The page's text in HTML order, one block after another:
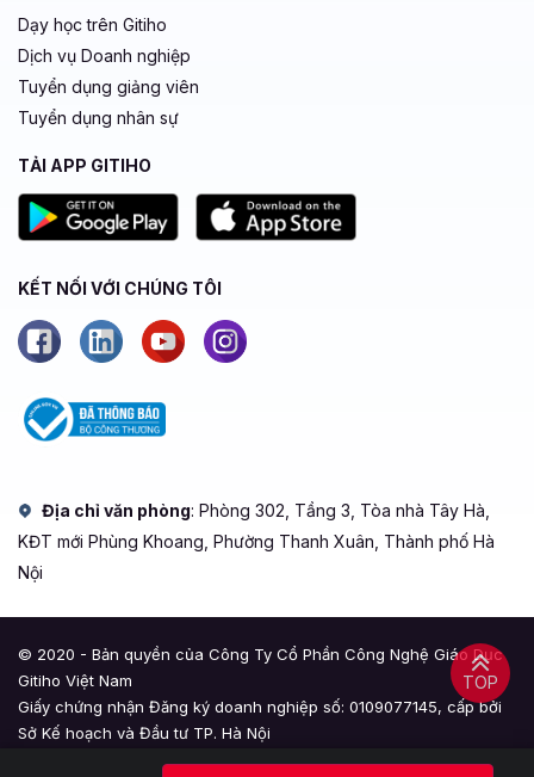
TOP
Dạy học trên Gitiho
Dịch vụ Doanh nghiệp
Tuyển dụng giảng viên
Tuyển dụng nhân sự
TẢI APP GITIHO
KẾT NỐI VỚI CHÚNG TÔI
Địa chỉ văn phòng: Phòng 302, Tầng 3, Tòa nhà Tây Hà,
KĐT mới Phùng Khoang, Phường Thanh Xuân, Thành phố Hà
Nội
© 2020 - Bản quyền của Công Ty Cổ Phần Công Nghệ Giáo Dục
Gitiho Việt Nam
Giấy chứng nhận Đăng ký doanh nghiệp số: 0109077145, cấp bởi
Sở Kế hoạch và Đầu tư TP. Hà Nội
Giấy phép mạng xã hội số: 588, cấp bởi Bộ Thông tin và Truyền